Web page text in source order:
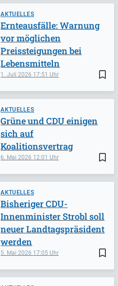
AKTUELLES
bookmark_border
1. Juli 2026 17:51
Ernteausfälle: Warnung
vor möglichen
Preissteigungen bei
Lebensmitteln
AKTUELLES
bookmark_border
6. Mai 2026 12:01
Grüne und CDU einigen
sich auf
Koalitionsvertrag
AKTUELLES
bookmark_border
5. Mai 2026 17:05
Bisheriger CDU-
Innenminister Strobl soll
neuer Landtagspräsident
werden